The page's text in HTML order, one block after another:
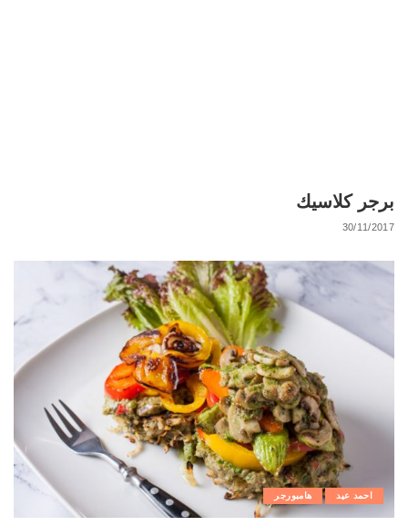
برجر كلاسيك
30/11/2017
احمد عيد هامبورجر